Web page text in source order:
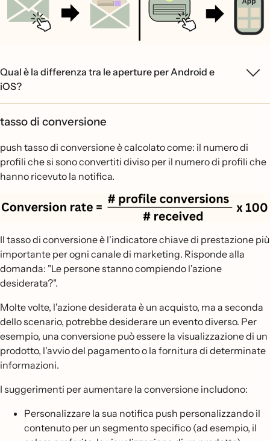
Qual è la differenza tra le aperture per Android e
iOS?
tasso di conversione
push tasso di conversione è calcolato come: il numero di
profili che si sono convertiti diviso per il numero di profili che
hanno ricevuto la notifica.
Il tasso di conversione è l'indicatore chiave di prestazione più
importante per ogni canale di marketing. Risponde alla
domanda: "Le persone stanno compiendo l'azione
desiderata?".
Molte volte, l'azione desiderata è un acquisto, ma a seconda
dello scenario, potrebbe desiderare un evento diverso. Per
esempio, una conversione può essere la visualizzazione di un
prodotto, l'avvio del pagamento o la fornitura di determinate
informazioni.
I suggerimenti per aumentare la conversione includono:
Personalizzare la sua notifica push personalizzando il
contenuto per un segmento specifico (ad esempio, il